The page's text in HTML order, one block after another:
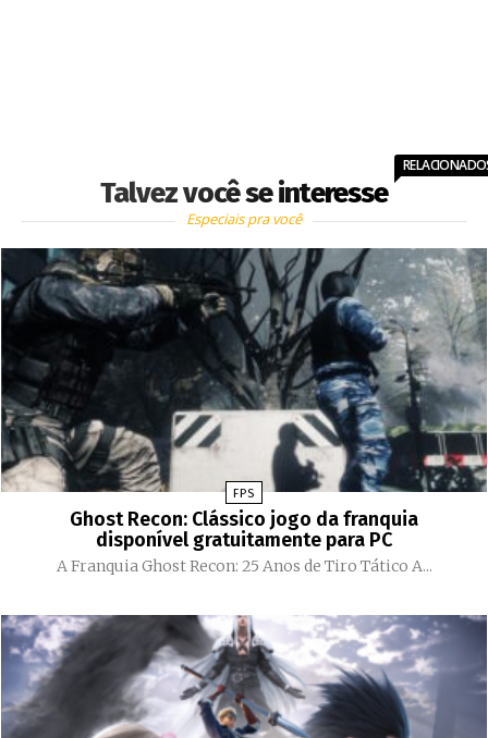
Talvez você se interesse
Especiais pra você
FPS
Ghost Recon: Clássico jogo da franquia
disponível gratuitamente para PC
A Franquia Ghost Recon: 25 Anos de Tiro Tático A...